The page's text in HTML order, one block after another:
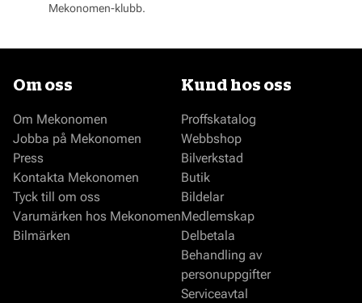
Mekonomen-klubb.
Om oss
Om Mekonomen
Jobba på Mekonomen
Press
Kontakta Mekonomen
Tyck till om oss
Varumärken hos Mekonomen
Bilmärken
Kund hos oss
Proffskatalog
Webbshop
Bilverkstad
Butik
Bildelar
Medlemskap
Delbetala
Behandling av
personuppgifter
Serviceavtal